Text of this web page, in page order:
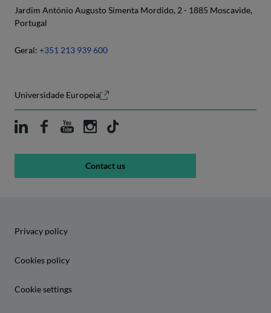
Jardim António Augusto Simenta Mordido, 2 - 1885 Moscavide,
Portugal
Geral: +351 213 939 600
Universidade Europeia
Contact us
Privacy policy
Cookies policy
Cookie settings